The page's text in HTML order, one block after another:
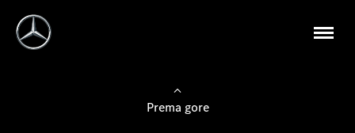
Prema gore